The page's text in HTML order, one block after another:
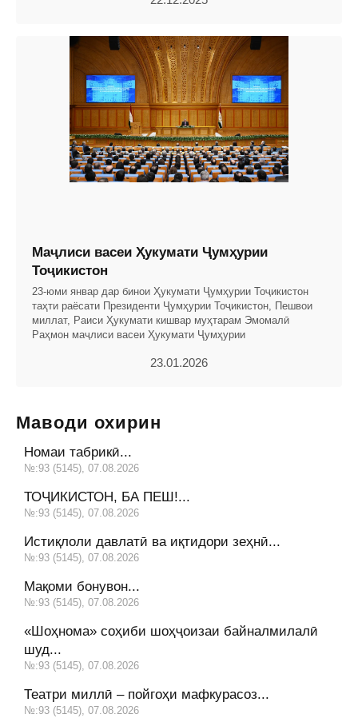
Маҷлиси васеи Ҳукумати Ҷумҳурии
Тоҷикистон
23-юми январ дар бинои Ҳукумати Ҷумҳурии Тоҷикистон
таҳти раёсати Президенти Ҷумҳурии Тоҷикистон, Пешвои
миллат, Раиси Ҳукумати кишвар муҳтарам Эмомалӣ
Раҳмон маҷлиси васеи Ҳукумати Ҷумҳурии
23.01.2026
Маводи охирин
Номаи табрикӣ...
№:93 (5145), 07.08.2026
ТОҶИКИСТОН, БА ПЕШ!...
№:93 (5145), 07.08.2026
Истиқлоли давлатӣ ва иқтидори зеҳнӣ...
№:93 (5145), 07.08.2026
Мақоми бонувон...
№:93 (5145), 07.08.2026
«Шоҳнома» соҳиби шоҳҷоизаи байналмилалӣ
шуд...
№:93 (5145), 07.08.2026
Театри миллӣ – пойгоҳи мафкурасоз...
№:93 (5145), 07.08.2026